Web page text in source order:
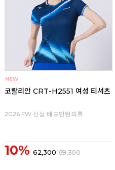
코랄리안 CRT-H2551 여성 티셔츠
2026 FW 신상 배드민턴의류
10% 62,300 69,300